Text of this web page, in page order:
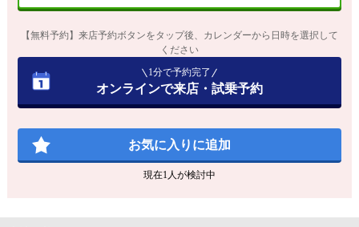
【無料予約】来店予約ボタンをタップ後、カレンダーから日時を選択して
ください
1分で予約完了
オンラインで来店・試乗予約
お気に入りに追加
現在1人が検討中